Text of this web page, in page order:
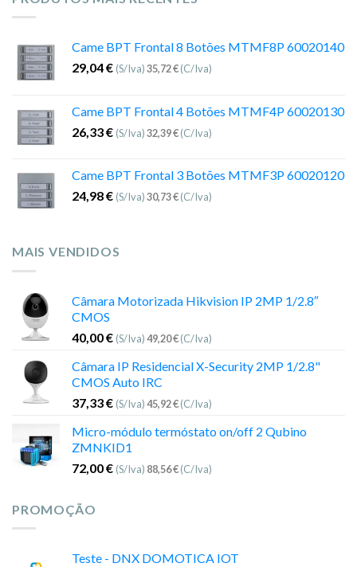
Came BPT Frontal 8 Botões MTMF8P 60020140
29,04€ (S/Iva)35,72€(C/Iva)
Came BPT Frontal 4 Botões MTMF4P 60020130
26,33€ (S/Iva)32,39€(C/Iva)
Came BPT Frontal 3 Botões MTMF3P 60020120
24,98€ (S/Iva)30,73€(C/Iva)
MAIS VENDIDOS
Câmara Motorizada Hikvision IP 2MP 1/2.8″
CMOS
40,00€ (S/Iva)49,20€(C/Iva)
Câmara IP Residencial X-Security 2MP 1/2.8"
CMOS Auto IRC
37,33€ (S/Iva)45,92€(C/Iva)
Micro-módulo termóstato on/off 2 Qubino
ZMNKID1
72,00€ (S/Iva) 88,56€(C/Iva)
PROMOÇÃO
Teste - DNX DOMOTICA IOT